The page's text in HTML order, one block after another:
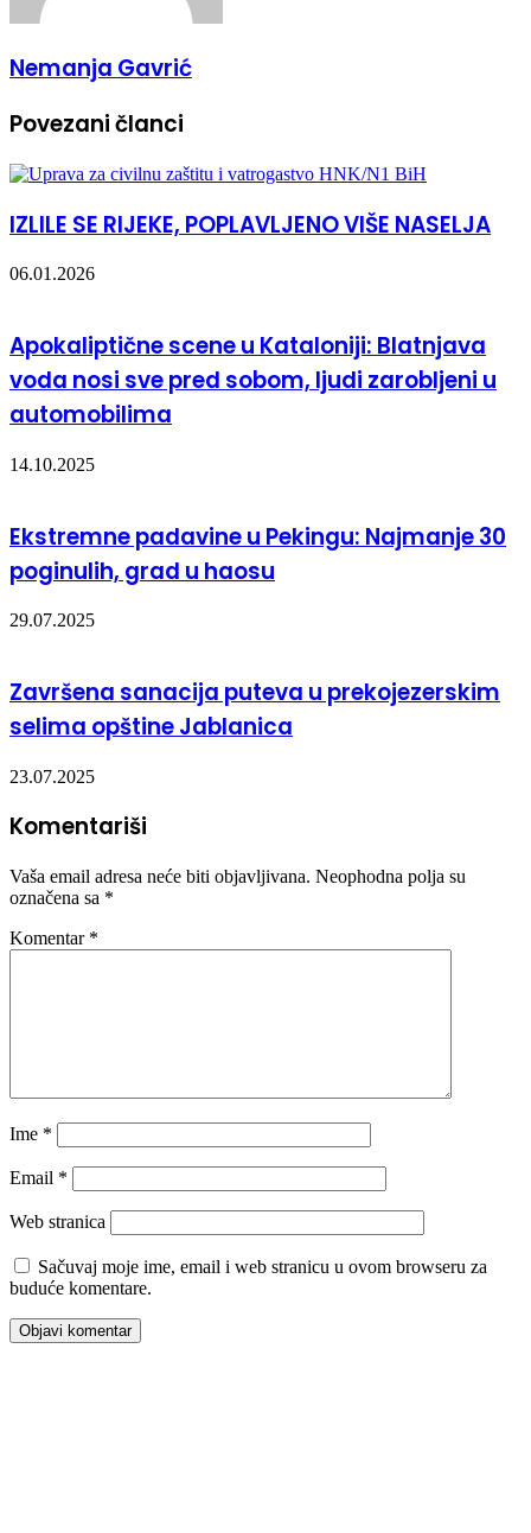
Nemanja Gavrić
Povezani članci
IZLILE SE RIJEKE, POPLAVLJENO VIŠE NASELJA
06.01.2026
Apokaliptične scene u Kataloniji: Blatnjava
voda nosi sve pred sobom, ljudi zarobljeni u
automobilima
14.10.2025
Ekstremne padavine u Pekingu: Najmanje 30
poginulih, grad u haosu
29.07.2025
Završena sanacija puteva u prekojezerskim
selima opštine Jablanica
23.07.2025
Komentariši
Vaša email adresa neće biti objavljivana. Neophodna polja su
označena sa *
Komentar *
Ime *
Email *
Web stranica
Sačuvaj moje ime, email i web stranicu u ovom browseru za
buduće komentare.